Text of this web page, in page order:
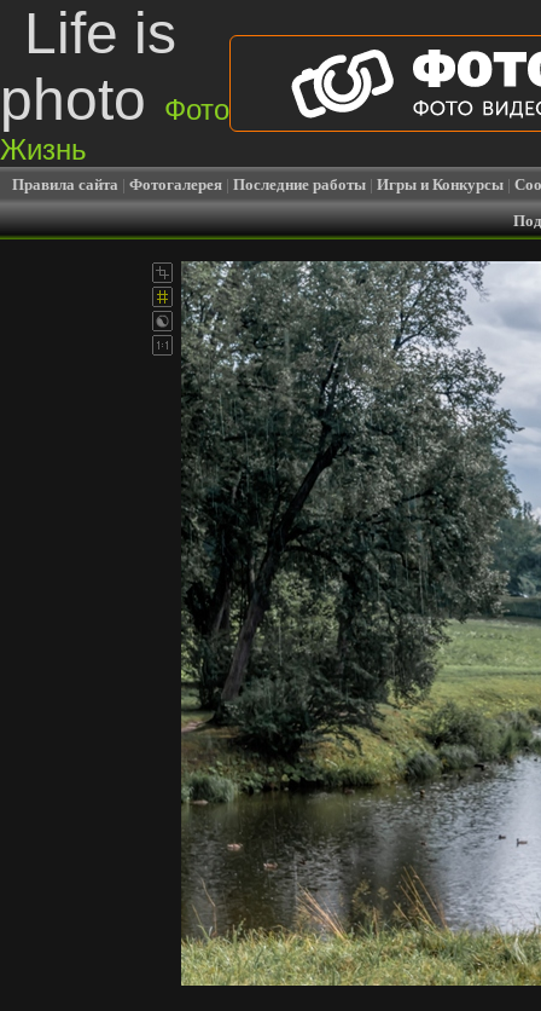
Life is
photo
Фото
Жизнь
Правила сайта | Фотогалерея | Последние работы | Игры и Конкурсы |